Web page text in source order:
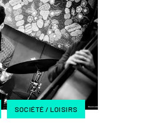
SOCIÉTÉ / LOISIRS